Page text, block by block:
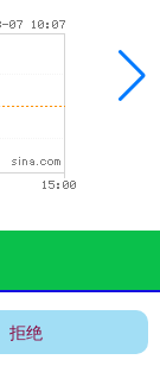
拒绝